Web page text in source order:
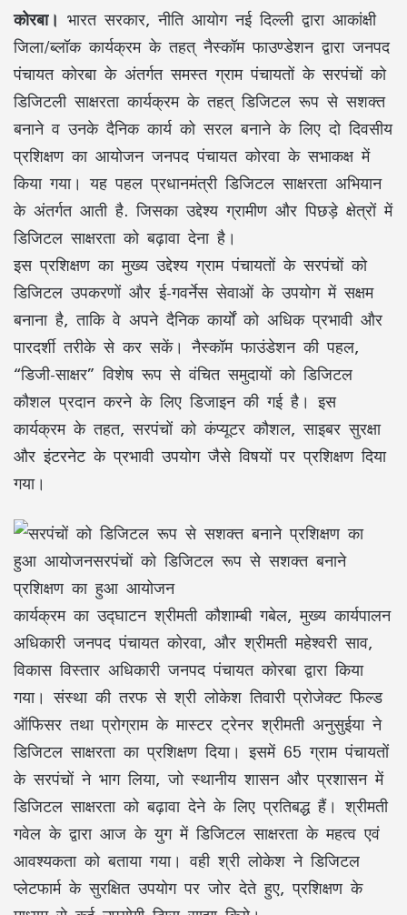
कोरबा। भारत सरकार, नीति आयोग नई दिल्ली द्वारा आकांक्षी
जिला/ब्लॉक कार्यक्रम के तहत् नैस्कॉम फाउण्डेशन द्वारा जनपद
पंचायत कोरबा के अंतर्गत समस्त ग्राम पंचायतों के सरपंचों को
डिजिटली साक्षरता कार्यक्रम के तहत् डिजिटल रूप से सशक्त
बनाने व उनके दैनिक कार्य को सरल बनाने के लिए दो दिवसीय
प्रशिक्षण का आयोजन जनपद पंचायत कोरवा के सभाकक्ष में
किया गया। यह पहल प्रधानमंत्री डिजिटल साक्षरता अभियान
के अंतर्गत आती है. जिसका उद्देश्य ग्रामीण और पिछड़े क्षेत्रों में
डिजिटल साक्षरता को बढ़ावा देना है।
इस प्रशिक्षण का मुख्य उद्देश्य ग्राम पंचायतों के सरपंचों को
डिजिटल उपकरणों और ई-गवर्नेस सेवाओं के उपयोग में सक्षम
बनाना है, ताकि वे अपने दैनिक कार्यों को अधिक प्रभावी और
पारदर्शी तरीके से कर सकें। नैस्कॉम फाउंडेशन की पहल,
“डिजी-साक्षर” विशेष रूप से वंचित समुदायों को डिजिटल
कौशल प्रदान करने के लिए डिजाइन की गई है। इस
कार्यक्रम के तहत, सरपंचों को कंप्यूटर कौशल, साइबर सुरक्षा
और इंटरनेट के प्रभावी उपयोग जैसे विषयों पर प्रशिक्षण दिया
गया।
कार्यक्रम का उद्घाटन श्रीमती कौशाम्बी गबेल, मुख्य कार्यपालन
अधिकारी जनपद पंचायत कोरवा, और श्रीमती महेश्वरी साव,
विकास विस्तार अधिकारी जनपद पंचायत कोरबा द्वारा किया
गया। संस्था की तरफ से श्री लोकेश तिवारी प्रोजेक्ट फिल्ड
ऑफिसर तथा प्रोग्राम के मास्टर ट्रेनर श्रीमती अनुसुईया ने
डिजिटल साक्षरता का प्रशिक्षण दिया। इसमें 65 ग्राम पंचायतों
के सरपंचों ने भाग लिया, जो स्थानीय शासन और प्रशासन में
डिजिटल साक्षरता को बढ़ावा देने के लिए प्रतिबद्ध हैं। श्रीमती
गवेल के द्वारा आज के युग में डिजिटल साक्षरता के महत्व एवं
आवश्यकता को बताया गया। वही श्री लोकेश ने डिजिटल
प्लेटफार्म के सुरक्षित उपयोग पर जोर देते हुए, प्रशिक्षण के